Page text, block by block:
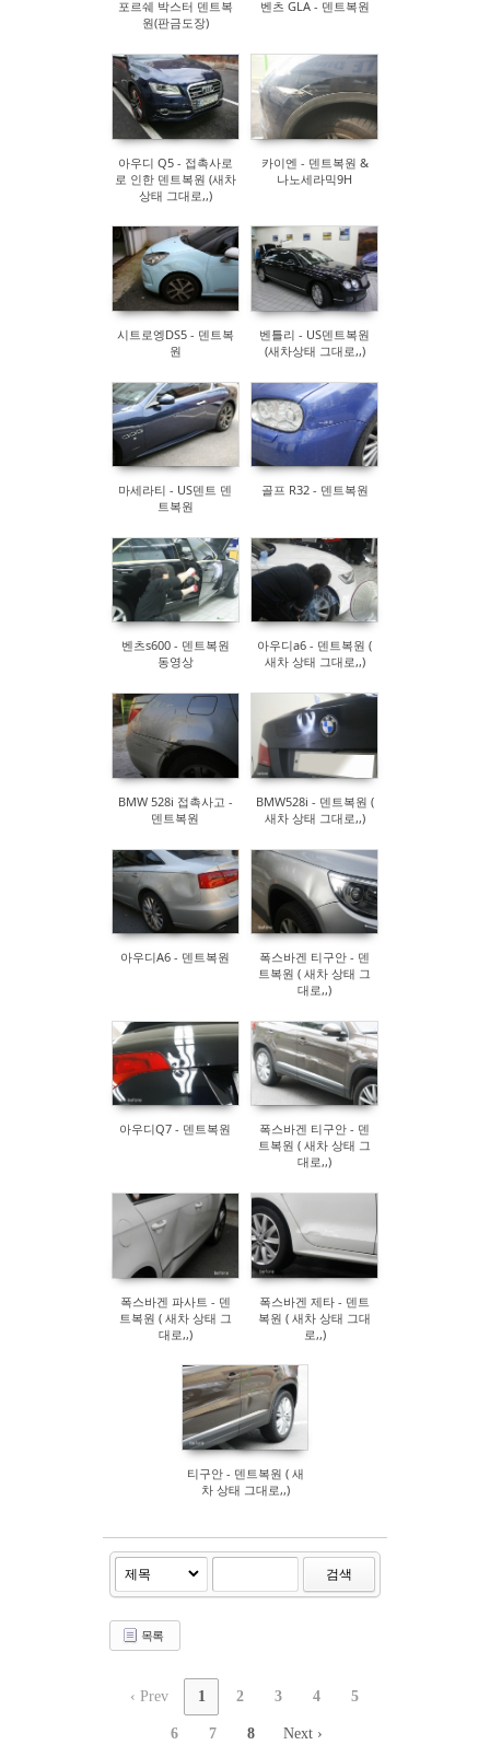
포르쉐 박스터 덴트복
원(판금도장)
벤츠 GLA - 덴트복원
아우디 Q5 - 접촉사로
로 인한 덴트복원 (새차
상태 그대로,,)
카이엔 - 덴트복원 &
나노세라믹9H
시트로엥DS5 - 덴트복
원
벤틀리 - US덴트복원
(새차상태 그대로,,)
마세라티 - US덴트 덴
트복원
골프 R32 - 덴트복원
벤츠s600 - 덴트복원
동영상
아우디a6 - 덴트복원 (
새차 상태 그대로,,)
BMW 528i 접촉사고 -
덴트복원
BMW528i - 덴트복원 (
새차 상태 그대로,,)
아우디A6 - 덴트복원
폭스바겐 티구안 - 덴
트복원 ( 새차 상태 그
대로,,)
아우디Q7 - 덴트복원
폭스바겐 티구안 - 덴
트복원 ( 새차 상태 그
대로,,)
폭스바겐 파사트 - 덴
트복원 ( 새차 상태 그
대로,,)
폭스바겐 제타 - 덴트
복원 ( 새차 상태 그대
로,,)
티구안 - 덴트복원 ( 새
차 상태 그대로,,)
검색
목록
‹ Prev 1 2 3 4 5
6 7 8 Next ›